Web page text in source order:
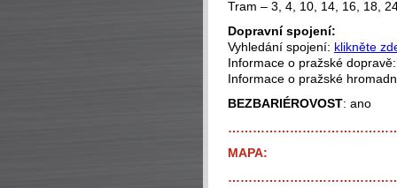
Tram – 3, 4, 10, 14, 16, 18,
Dopravní spojení:
Vyhledání spojení: klikněte
Informace o pražské
Informace o pražské
BEZBARIÉROVOST: ano
MAPA: